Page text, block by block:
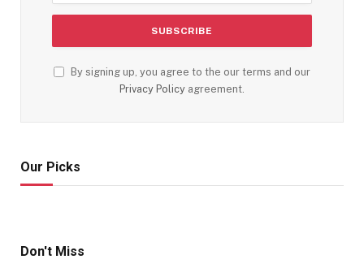
By signing up, you agree to the our terms and our
Privacy Policy agreement.
Our Picks
Don't Miss